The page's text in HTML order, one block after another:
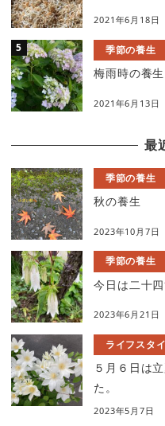
2021年6月18日
季節の養生
梅雨時の養
2021年6月13日
最
季節の養生
秋の養生
2023年10月7日
季節の養生
今日は二十四
2023年6月21日
ライフスタ
５月６日は
た。
2023年5月7日